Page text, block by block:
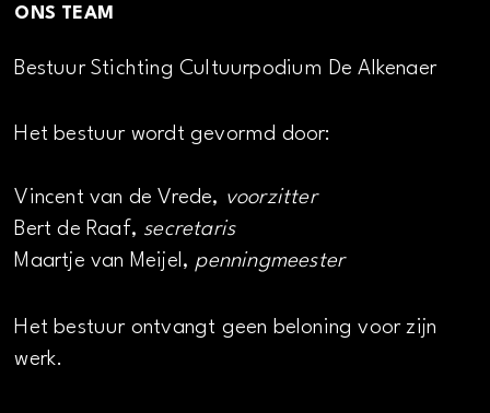
ONS TEAM
Bestuur Stichting Cultuurpodium De Alkenaer
Het bestuur wordt gevormd door:
Vincent van de Vrede, voorzitter
Bert de Raaf, secretaris
Maartje van Meijel, penningmeester
Het bestuur ontvangt geen beloning voor zijn
werk.